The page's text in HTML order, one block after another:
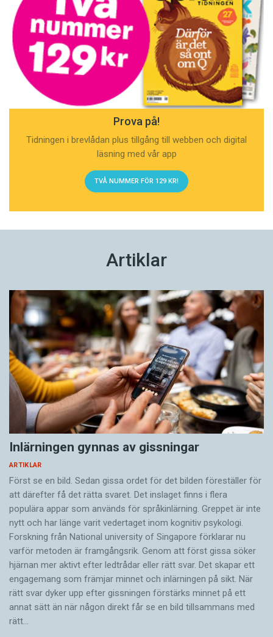
Prova på!
Tidningen i brevlådan plus tillgång till webben och digital
läsning med vår app
TVÅ NUMMER FÖR 129 KR!
Artiklar
Inlärningen gynnas av gissningar
ARTIKLAR
Först se en bild. Sedan gissa ordet för det bilden föreställer för
att därefter få det rätta svaret. Det inslaget finns i flera
populära appar som används för språkinlärning. Greppet är inte
nytt och har länge varit vedertaget inom kognitiv psykologi.
Forskning från National university of Singa­pore förklarar nu
varför metoden är framgångsrik. Genom att först gissa ­söker
hjärnan mer aktivt ­efter ledtrådar eller rätt svar. Det skapar ett
engagemang som främjar minnet och inlärningen på sikt. När
rätt svar dyker upp efter gissningen förstärks minnet på ett
annat sätt än när någon direkt får se en bild tillsammans med
rätt…